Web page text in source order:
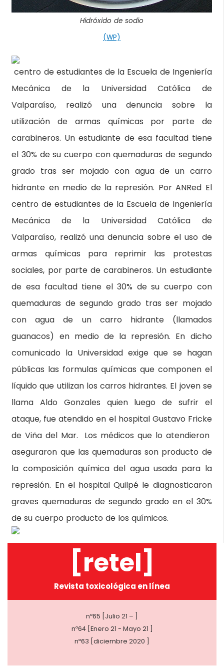
Hidróxido de sodio
(WP)
centro de estudiantes de la Escuela de Ingeniería
Mecánica de la Universidad Católica de
Valparaíso, realizó una denuncia sobre la
utilización de armas químicas por parte de
carabineros. Un estudiante de esa facultad tiene
el 30% de su cuerpo con quemaduras de segundo
grado tras ser mojado con agua de un carro
hidrante en medio de la represión. Por ANRed El
centro de estudiantes de la Escuela de Ingeniería
Mecánica de la Universidad Católica de
Valparaíso, realizó una denuncia sobre el uso de
armas químicas para reprimir las protestas
sociales, por parte de carabineros. Un estudiante
de esa facultad tiene el 30% de su cuerpo con
quemaduras de segundo grado tras ser mojado
con agua de un carro hidrante (llamados
guanacos) en medio de la represión. En dicho
comunicado la Universidad exige que se hagan
públicas las formulas químicas que componen el
líquido que utilizan los carros hidrantes. El joven se
llama Aldo Gonzales quien luego de sufrir el
ataque, fue atendido en el hospital Gustavo Fricke
de Viña del Mar. Los médicos que lo atendieron
aseguraron que las quemaduras son producto de
la composición química del agua usada para la
represión. En el hospital Quilpé le diagnosticaron
graves quemaduras de segundo grado en el 30%
de su cuerpo producto de los químicos.
[retel]
Revista toxicológica en línea
nº65 [Julio 21 – ]
nº64 [Enero 21 - Mayo 21 ]
nº63 [diciembre 2020 ]